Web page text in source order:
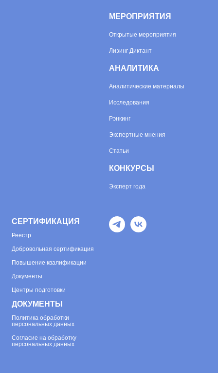
МЕРОПРИЯТИЯ
Открытые мероприятия
Лизинг Диктант
АНАЛИТИКА
Аналитические материалы
Исследования
Рэнкинг
Экспертные мнения
Статьи
КОНКУРСЫ
Эксперт года
СЕРТИФИКАЦИЯ
Реестр
Добровольная сертификация
Повышение квалификации
Документы
Центры подготовки
ДОКУМЕНТЫ
Политика обработки
персональных данных
Согласие на обработку
персональных данных